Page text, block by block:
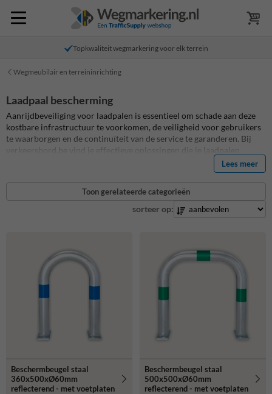
Topkwaliteit wegmarkering voor elk terrein
Wegmeubilair en terreininrichting
Laadpaal bescherming
Aanrijdbeveiliging voor laadpalen is essentieel om schade aan deze
kostbare infrastructuur te voorkomen, de veiligheid voor gebruikers
te waarborgen en de continuïteit van de service te garanderen. Bij
verkeersbord.be vind je effectieve oplossingen die je laadpalen
beschermen tegen voertuigen, dure reparaties vermijden en de
betrouwbaarheid van je laadinfrastructuur verhogen. Bestel
eenvoudig online beschermbeugels voor het beschermen van jouw
Lees meer
Toon gerelateerde categorieën
sorteer op:
Beschermbeugel staal
360x500xØ60mm
reflecterend - met voetplaten
Beschermbeugel staal
500x500xØ60mm
reflecterend - met voetplaten